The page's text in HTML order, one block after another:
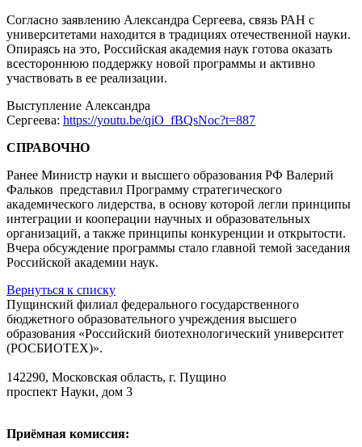
Согласно заявлению Александра Сергеева, связь РАН с
университетами находится в традициях отечественной науки.
Опираясь на это, Российская академия наук готова оказать
всестороннюю поддержку новой программы и активно
участвовать в ее реализации.
Выступление Александра
Сергеева: https://youtu.be/qiO_fBQsNoc?t=887
СПРАВОЧНО
Ранее Министр науки и высшего образования РФ Валерий
Фальков представил Программу стратегического
академического лидерства, в основу которой легли принципы
интеграции и кооперации научных и образовательных
организаций, а также принципы конкуренции и открытости.
Вчера обсуждение программы стало главной темой заседания
Российской академии наук.
Вернуться к списку
Пущинский филиал федерального государственного
бюджетного образовательного учреждения высшего
образования «Российский биотехнологический университет
(РОСБИОТЕХ)».
142290, Московская область, г. Пущино
проспект Науки, дом 3
Приёмная комиссия: